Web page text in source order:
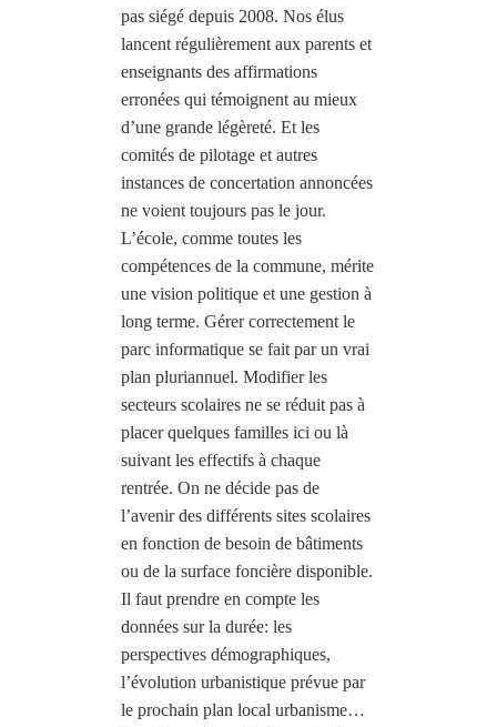
pas siégé depuis 2008. Nos élus
lancent régulièrement aux parents et
enseignants des affirmations
erronées qui témoignent au mieux
d’une grande légèreté. Et les
comités de pilotage et autres
instances de concertation annoncées
ne voient toujours pas le jour.
L’école, comme toutes les
compétences de la commune, mérite
une vision politique et une gestion à
long terme. Gérer correctement le
parc informatique se fait par un vrai
plan pluriannuel. Modifier les
secteurs scolaires ne se réduit pas à
placer quelques familles ici ou là
suivant les effectifs à chaque
rentrée. On ne décide pas de
l’avenir des différents sites scolaires
en fonction de besoin de bâtiments
ou de la surface foncière disponible.
Il faut prendre en compte les
données sur la durée: les
perspectives démographiques,
l’évolution urbanistique prévue par
le prochain plan local urbanisme…